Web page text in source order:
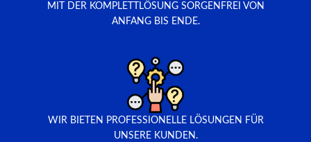
MIT DER KOMPLETTLÖSUNG SORGENFREI VON
ANFANG BIS ENDE.
WIR BIETEN PROFESSIONELLE LÖSUNGEN FÜR
UNSERE KUNDEN.